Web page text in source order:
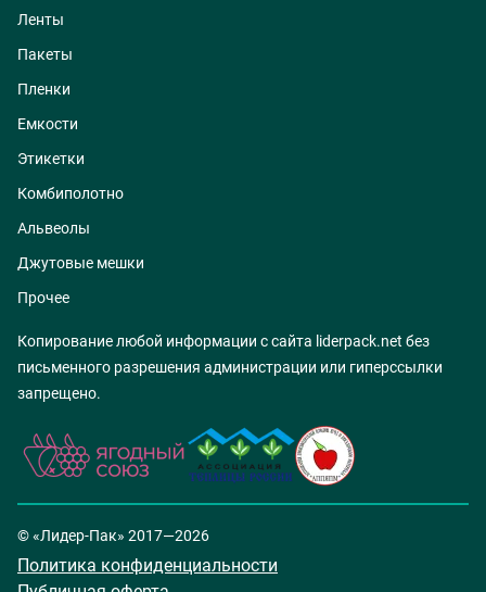
Ленты
Пакеты
Пленки
Емкости
Этикетки
Комбиполотно
Альвеолы
Джутовые мешки
Прочее
Копирование любой информации с сайта liderpack.net без
письменного разрешения администрации или гиперссылки
запрещено.
© «Лидер-Пак» 2017—2026
Политика конфиденциальности